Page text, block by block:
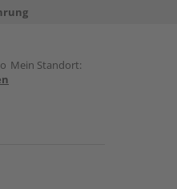
Mein Standort: